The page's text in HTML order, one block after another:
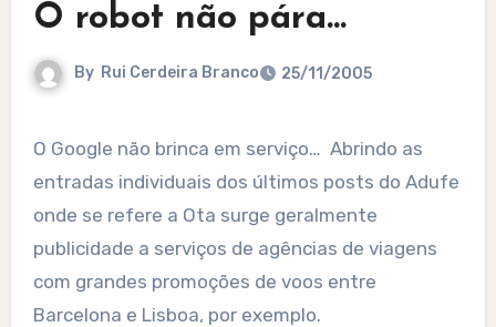
O robot não pára…
By Rui Cerdeira Branco 25/11/2005
O Google não brinca em serviço… Abrindo as
entradas individuais dos últimos posts do Adufe
onde se refere a Ota surge geralmente
publicidade a serviços de agências de viagens
com grandes promoções de voos entre
Barcelona e Lisboa, por exemplo.